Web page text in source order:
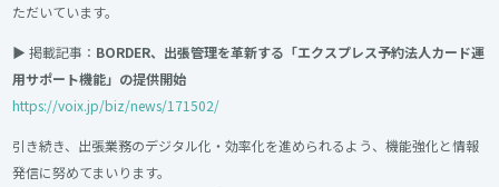
ただいています。
▶︎ 掲載記事： BORDER、出張管理を革新する「エクスプレス予約法人カード運
用サポート機能」の提供開始
https://voix.jp/biz/news/171502/
引き続き、出張業務のデジタル化・効率化を進められるよう、機能強化と情報
発信に努めてまいります。